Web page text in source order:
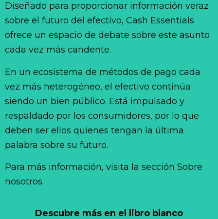
Descubre más en el libro blanco
Diseñado para proporcionar información veraz
sobre el futuro del efectivo, Cash Essentials
ofrece un espacio de debate sobre este asunto
cada vez más candente.
En un ecosistema de métodos de pago cada
vez más heterogéneo, el efectivo continúa
siendo un bien público. Está impulsado y
respaldado por los consumidores, por lo que
deben ser ellos quienes tengan la última
palabra sobre su futuro.
Para más información, visita la sección Sobre
nosotros.